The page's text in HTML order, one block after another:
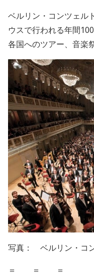
ベルリン・コンツェル
ウスで行われる年間100
各国へのツアー、音楽
写真： ベルリン・コ
＝ ＝ ＝